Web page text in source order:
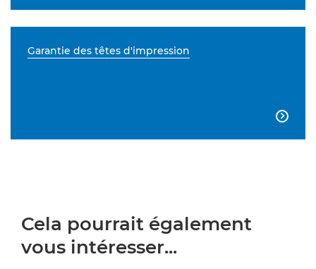
Garantie des têtes d'impression

Cela pourrait également
vous intéresser...